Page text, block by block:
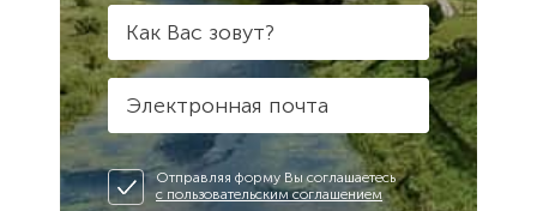
Как Вас зовут?
Электронная почта
Отправляя форму Вы соглашаетесь
с пользовательским соглашением